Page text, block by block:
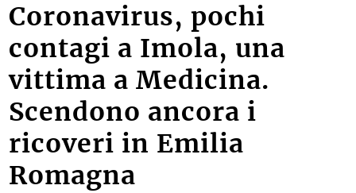
Coronavirus, pochi
contagi a Imola, una
vittima a Medicina.
Scendono ancora i
ricoveri in Emilia
Romagna